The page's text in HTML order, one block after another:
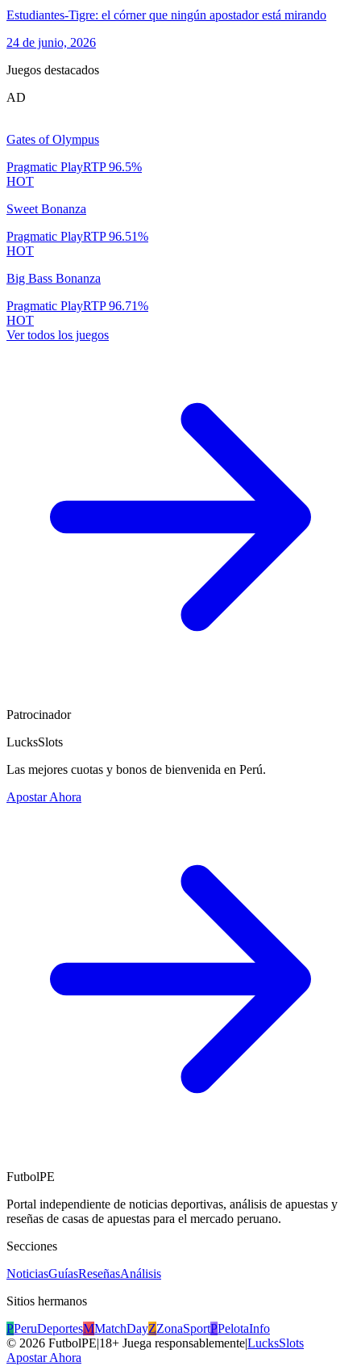
Estudiantes-Tigre: el córner que ningún apostador está mirando
24 de junio, 2026
Juegos destacados
AD
Gates of Olympus
Pragmatic PlayRTP96.5%
HOT
Sweet Bonanza
Pragmatic PlayRTP96.51%
HOT
Big Bass Bonanza
Pragmatic PlayRTP96.71%
HOT
Ver todos los juegos
Patrocinador
LucksSlots
Las mejores cuotas y bonos de bienvenida en Perú.
Apostar Ahora
FutbolPE
Portal independiente de noticias deportivas, análisis de apuestas y
reseñas de casas de apuestas para el mercado peruano.
Secciones
NoticiasGuíasReseñasAnálisis
Sitios hermanos
PPeruDeportesMMatchDayZZonaSportPPelotaInfo
© 2026 FutbolPE|18+ Juega responsablemente|LucksSlots
Apostar Ahora